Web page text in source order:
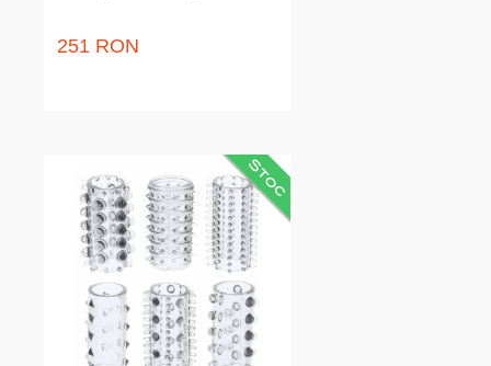
251 RON
Set de 6 manșoane pentru penis
care intensifică impresiile și
prelungește momentul.
Reutilizabile și rezistente la apă;
calibru aprox. 2 cm pentru
potrivire corectă. Desăvârșit
pentru explorare în cuplu și
variație rapidă a texturilor privat
de investiții mari de timp sau
costuri suplimentare.